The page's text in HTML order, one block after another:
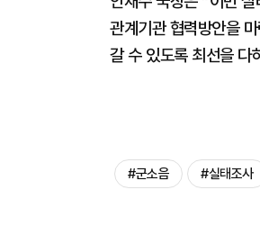
관계기관 협력방안을
갈 수 있도록 최선을 다
#군소음 #실태조사